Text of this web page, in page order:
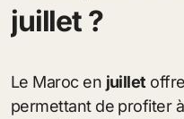
juillet ?
Le Maroc en juillet
permettant de profiter